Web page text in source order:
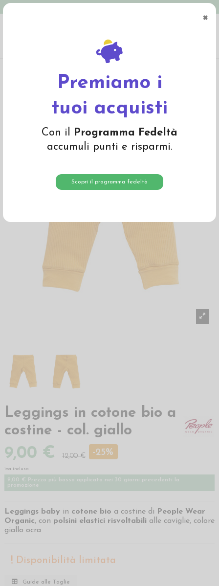
×
Premiamo i
tuoi acquisti
Con il Programma Fedeltà
accumuli punti e risparmi.
Scopri il programma fedeltà
Leggings in cotone bio a
costine - col. giallo
9,00 € 12,00 € -25%
iva inclusa
9,00 € Prezzo più basso applicato nei 30 giorni precedenti la
promozione
Leggings baby in cotone bio a costine di People Wear
Organic, con polsini elastici risvoltabili alle caviglie, colore
giallo ocra
Disponibilità limitata
Guide alle Taglie